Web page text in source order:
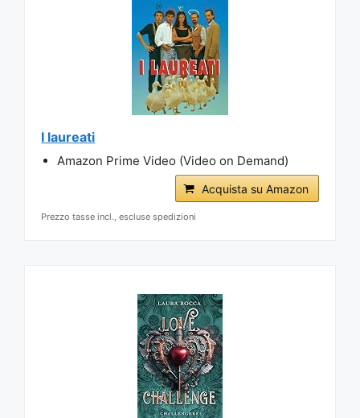
I laureati
Amazon Prime Video (Video on Demand)
Acquista su Amazon
Prezzo tasse incl., escluse spedizioni